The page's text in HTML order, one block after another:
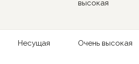
высокая
Несущая Очень высокая